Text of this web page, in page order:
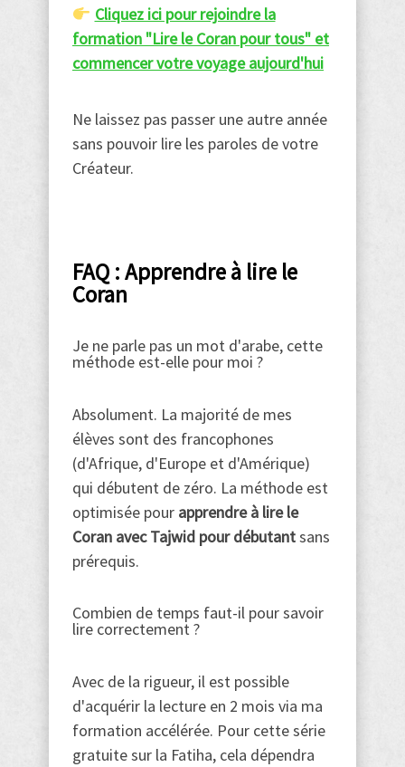
Cliquez ici pour rejoindre la
formation "Lire le Coran pour tous" et
commencer votre voyage aujourd'hui
Ne laissez pas passer une autre année
sans pouvoir lire les paroles de votre
Créateur.
FAQ : Apprendre à lire le
Coran
Je ne parle pas un mot d'arabe, cette
méthode est-elle pour moi ?
Absolument. La majorité de mes
élèves sont des francophones
(d'Afrique, d'Europe et d'Amérique)
qui débutent de zéro. La méthode est
optimisée pour apprendre à lire le
Coran avec Tajwid pour débutantsans
prérequis.
Combien de temps faut-il pour savoir
lire correctement ?
Avec de la rigueur, il est possible
d'acquérir la lecture en 2 mois via ma
formation accélérée. Pour cette série
gratuite sur la Fatiha, cela dépendra